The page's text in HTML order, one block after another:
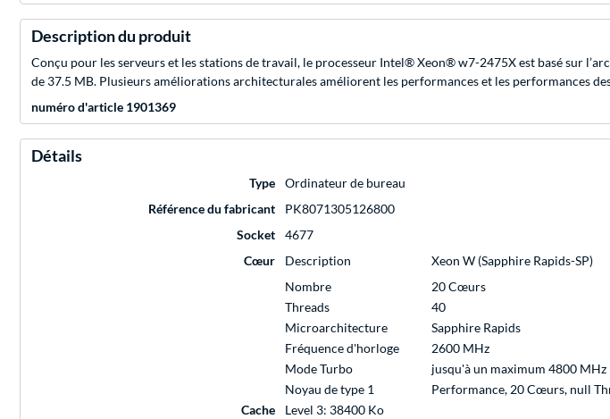
Description du produit
Conçu pour les serveurs et les stations de travail, le processeur Intel® Xeon® w7-2475X est basé sur
de 37.5 MB. Plusieurs améliorations architecturales améliorent les performances et les performances
numéro d'article 1901369
Détails
Type
Ordinateur de bureau
Référence du fabricant
PK8071305126800
Socket
4677
Cœur
Description
Xeon W (Sapphire Rapids-SP)
Nombre
20 Cœurs
Threads
40
Microarchitecture
Sapphire Rapids
Fréquence d'horloge
2600 MHz
Mode Turbo
jusqu'à un maximum 4800 MHz
Noyau de type 1
Performance, 20 Cœurs, null
Cache
Level 3: 38400 Ko